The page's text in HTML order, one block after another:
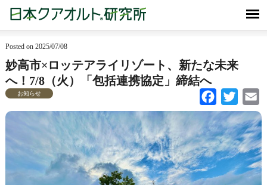
Posted on 2025/07/08
妙高市×ロッテアライリゾート、新たな未来
へ！7/8（火）「包括連携協定」締結へ
Facebook Twitter
お知らせ